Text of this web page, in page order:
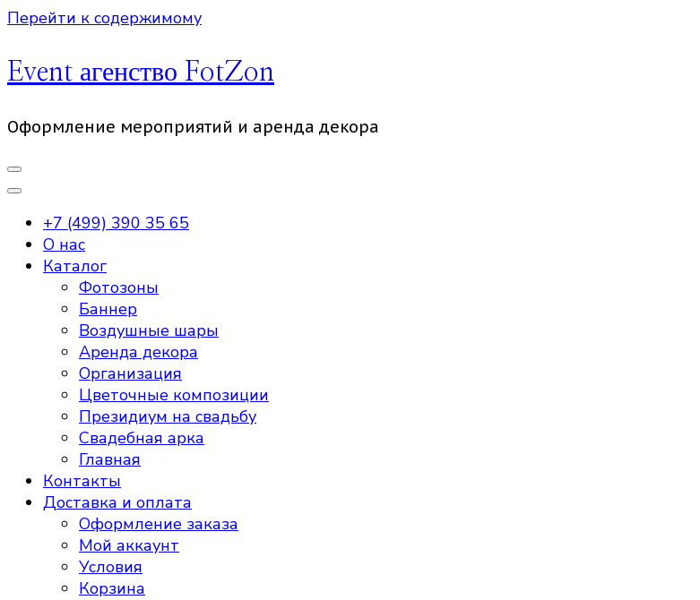
Перейти к содержимому
Event агенство FotZon
Оформление мероприятий и аренда декора
+7 (499) 390 35 65
О нас
Каталог
Фотозоны
Баннер
Воздушные шары
Аренда декора
Организация
Цветочные композиции
Президиум на свадьбу
Свадебная арка
Главная
Контакты
Доставка и оплата
Оформление заказа
Мой аккаунт
Условия
Корзина